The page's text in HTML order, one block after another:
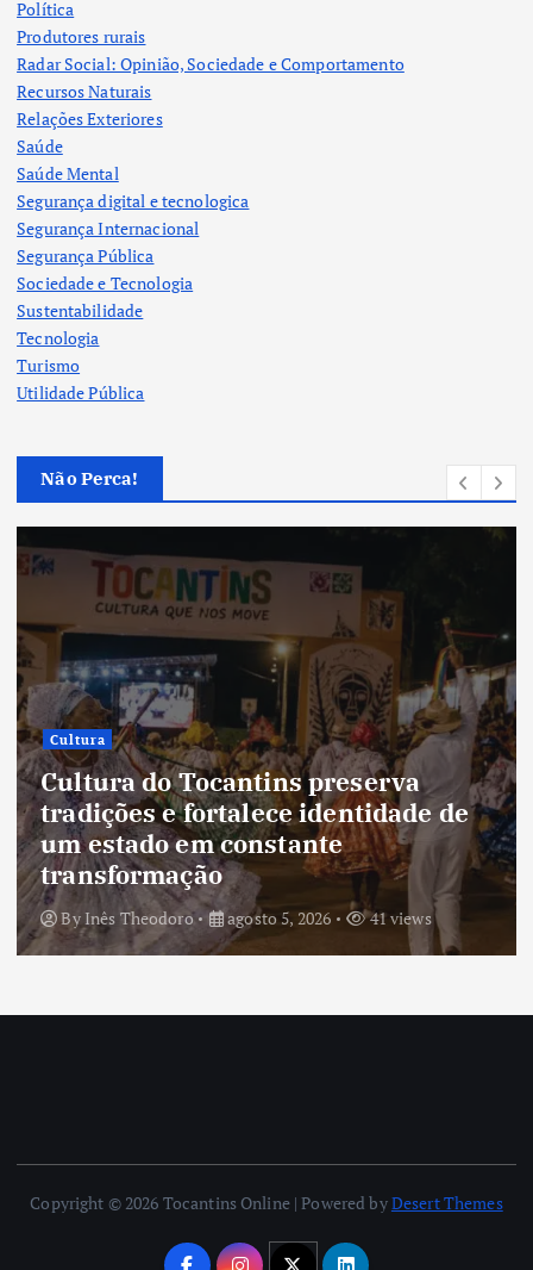
Política
Produtores rurais
Radar Social: Opinião, Sociedade e Comportamento
Recursos Naturais
Relações Exteriores
Saúde
Saúde Mental
Segurança digital e tecnologica
Segurança Internacional
Segurança Pública
Sociedade e Tecnologia
Sustentabilidade
Tecnologia
Turismo
Utilidade Pública
Não Perca!
Cultura
Cultura do Tocantins preserva
tradições e fortalece identidade de
um estado em constante
transformação
ByInês Theodoro agosto 5, 2026 41 views
Copyright © 2026 Tocantins Online | Powered byDesert Themes